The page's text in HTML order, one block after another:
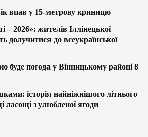
впав у 15-метрову криницю
– 2026»: жителів Іллінецької
долучитися до всеукраїнської
буде погода у Вінницькому районі 8
історія найніжнішого літнього
ласощі з улюбленої ягоди